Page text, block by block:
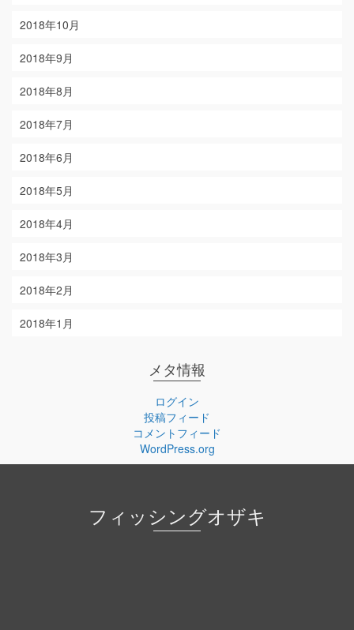
2018年10月
2018年9月
2018年8月
2018年7月
2018年6月
2018年5月
2018年4月
2018年3月
2018年2月
2018年1月
メタ情報
ログイン
投稿フィード
コメントフィード
WordPress.org
フィッシングオザキ